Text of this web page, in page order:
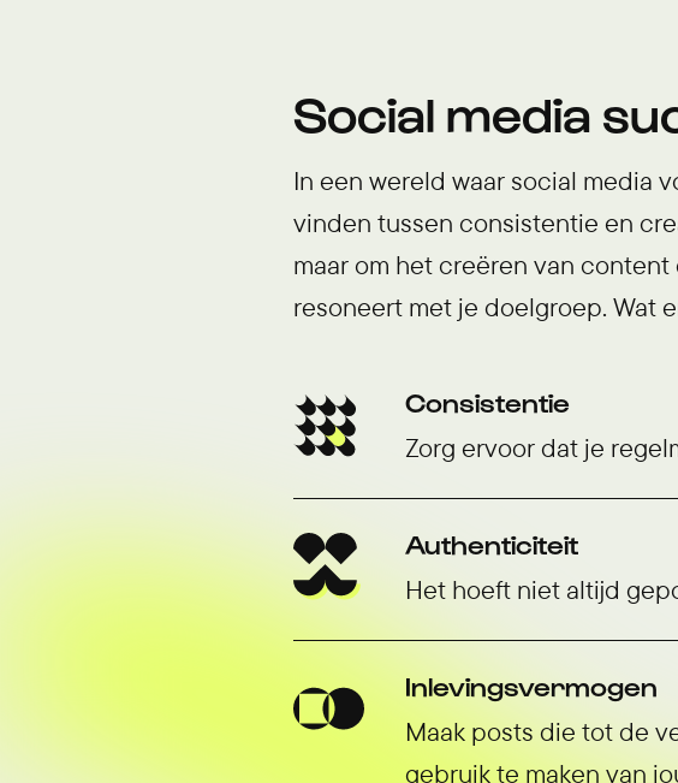
Social media
In een wereld waar social media
vinden tussen consistentie en
maar om het creëren van
resoneert met je doelgroep. Wat
Consistentie
Zorg ervoor dat je
Authenticiteit
Het hoeft niet altijd
Inlevingsvermogen
Maak posts die tot de
gebruik te maken van